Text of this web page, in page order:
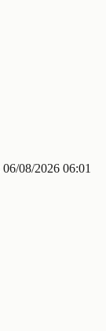
06/08/2026 06:01